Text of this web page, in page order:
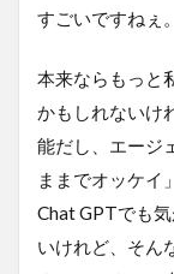
すごいですねぇ。
本来ならもっと
かもしれないけ
能だし、エージ
ままでオッケイ
Chat GPTでも
いけれど、そん